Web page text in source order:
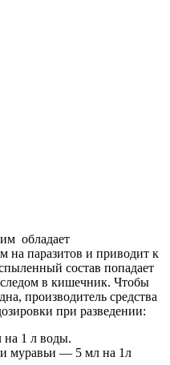
обладает
на паразитов и приводит к
состав попадает
в кишечник. Чтобы
производитель средства
при разведении:
1 л воды.
муравьи — 5 мл на 1л